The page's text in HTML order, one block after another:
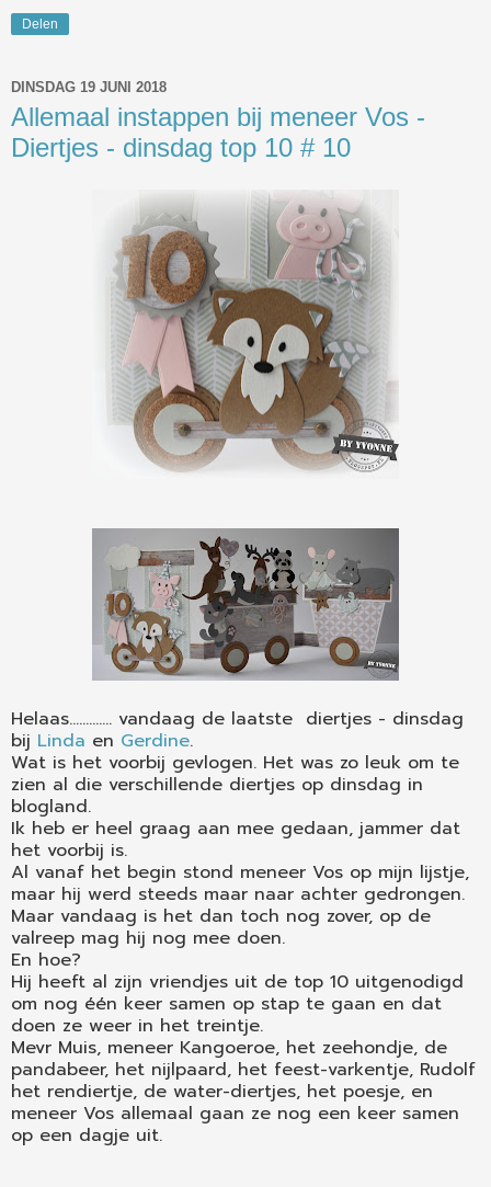
Delen
DINSDAG 19 JUNI 2018
Allemaal instappen bij meneer Vos -
Diertjes - dinsdag top 10 # 10
Helaas............. vandaag de laatste diertjes - dinsdag
bij Linda en Gerdine.
Wat is het voorbij gevlogen. Het was zo leuk om te
zien al die verschillende diertjes op dinsdag in
blogland.
Ik heb er heel graag aan mee gedaan, jammer dat
het voorbij is.
Al vanaf het begin stond meneer Vos op mijn lijstje,
maar hij werd steeds maar naar achter gedrongen.
Maar vandaag is het dan toch nog zover, op de
valreep mag hij nog mee doen.
En hoe?
Hij heeft al zijn vriendjes uit de top 10 uitgenodigd
om nog één keer samen op stap te gaan en dat
doen ze weer in het treintje.
Mevr Muis, meneer Kangoeroe, het zeehondje, de
pandabeer, het nijlpaard, het feest-varkentje, Rudolf
het rendiertje, de water-diertjes, het poesje, en
meneer Vos allemaal gaan ze nog een keer samen
op een dagje uit.